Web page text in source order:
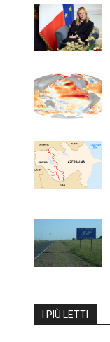
I PIÙ LETTI